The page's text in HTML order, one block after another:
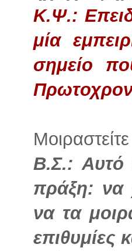
Κ.Ψ.:
μία
σημείο
Β.Σ.: Αυτό
πράξη: να
να τα
επιθυμίες